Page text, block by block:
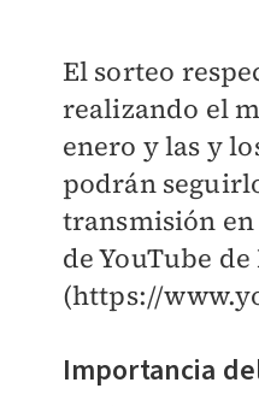
El sorteo
realizando el
enero y las y
podrán
transmisión
de YouTube
(https://
Importancia